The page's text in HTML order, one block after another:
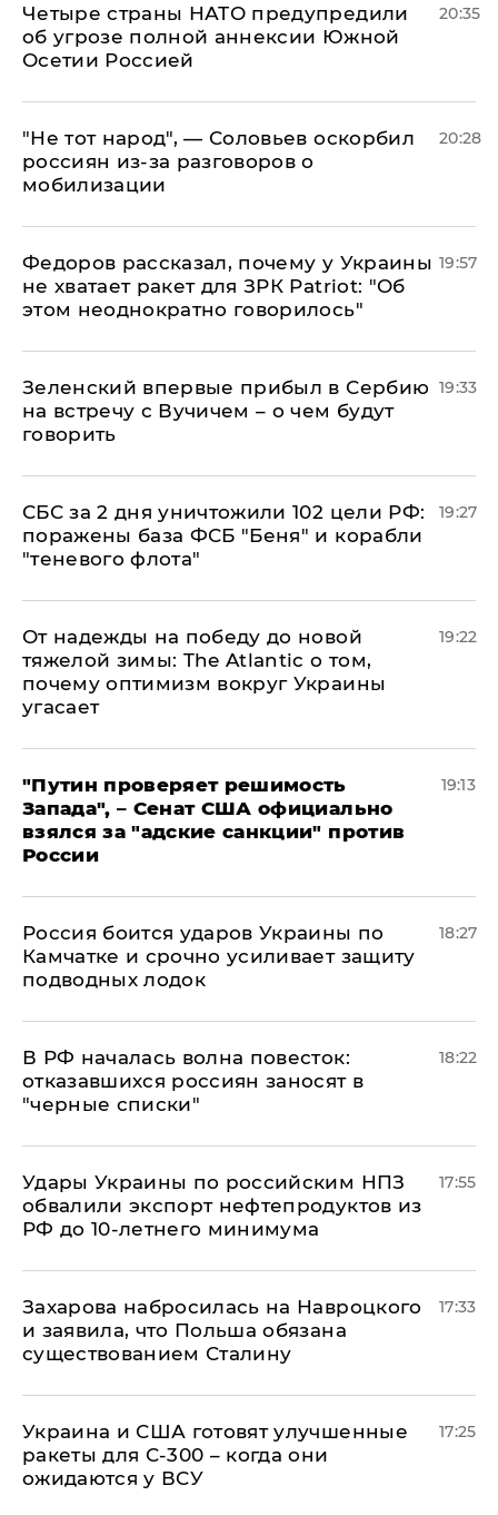
Четыре страны НАТО предупредили
об угрозе полной аннексии Южной
Осетии Россией
20:35
​"Не тот народ", — Соловьев оскорбил
россиян из-за разговоров о
мобилизации
20:28
Федоров рассказал, почему у Украины
не хватает ракет для ЗРК Patriot: "Об
этом неоднократно говорилось"
19:57
Зеленский впервые прибыл в Сербию
на встречу с Вучичем – о чем будут
говорить
19:33
СБС за 2 дня уничтожили 102 цели РФ:
поражены база ФСБ "Беня" и корабли
"теневого флота"
19:27
От надежды на победу до новой
тяжелой зимы: The Atlantic о том,
почему оптимизм вокруг Украины
угасает
19:22
"Путин проверяет решимость
Запада", – Сенат США официально
взялся за "адские санкции" против
России
19:13
Россия боится ударов Украины по
Камчатке и срочно усиливает защиту
подводных лодок
18:27
​В РФ началась волна повесток:
отказавшихся россиян заносят в
"черные списки"
18:22
Удары Украины по российским НПЗ
обвалили экспорт нефтепродуктов из
РФ до 10-летнего минимума
17:55
​Захарова набросилась на Навроцкого
и заявила, что Польша обязана
существованием Сталину
17:33
Украина и США готовят улучшенные
ракеты для С-300 – когда они
ожидаются у ВСУ
17:25